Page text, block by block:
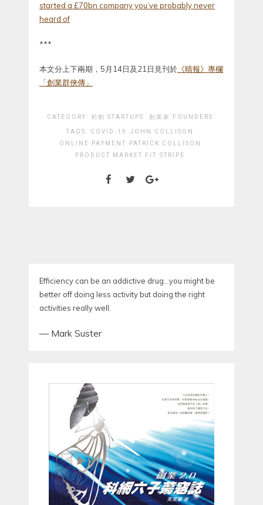
started a £70bn company you’ve probably never
heard of
***
本文分上下兩期，5月14日及21日見刊於 《晴報》專欄
「創業群俠傳」
CATEGORY: 初創 STARTUPS 創業家 FOUNDERS
TAGS: COVID-19
JOHN COLLISON
ONLINE PAYMENT
PATRICK COLLISON
PRODUCT MARKET FIT
STRIPE
Efficiency can be an addictive drug…you might be
better off doing less activity but doing the right
activities really well.
— Mark Suster